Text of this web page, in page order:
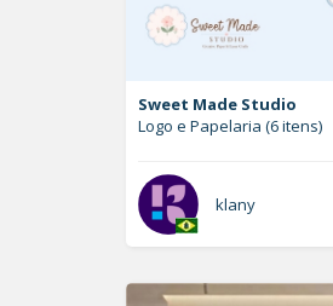
Sweet Made Studio
Logo e Papelaria (6 itens)
klany